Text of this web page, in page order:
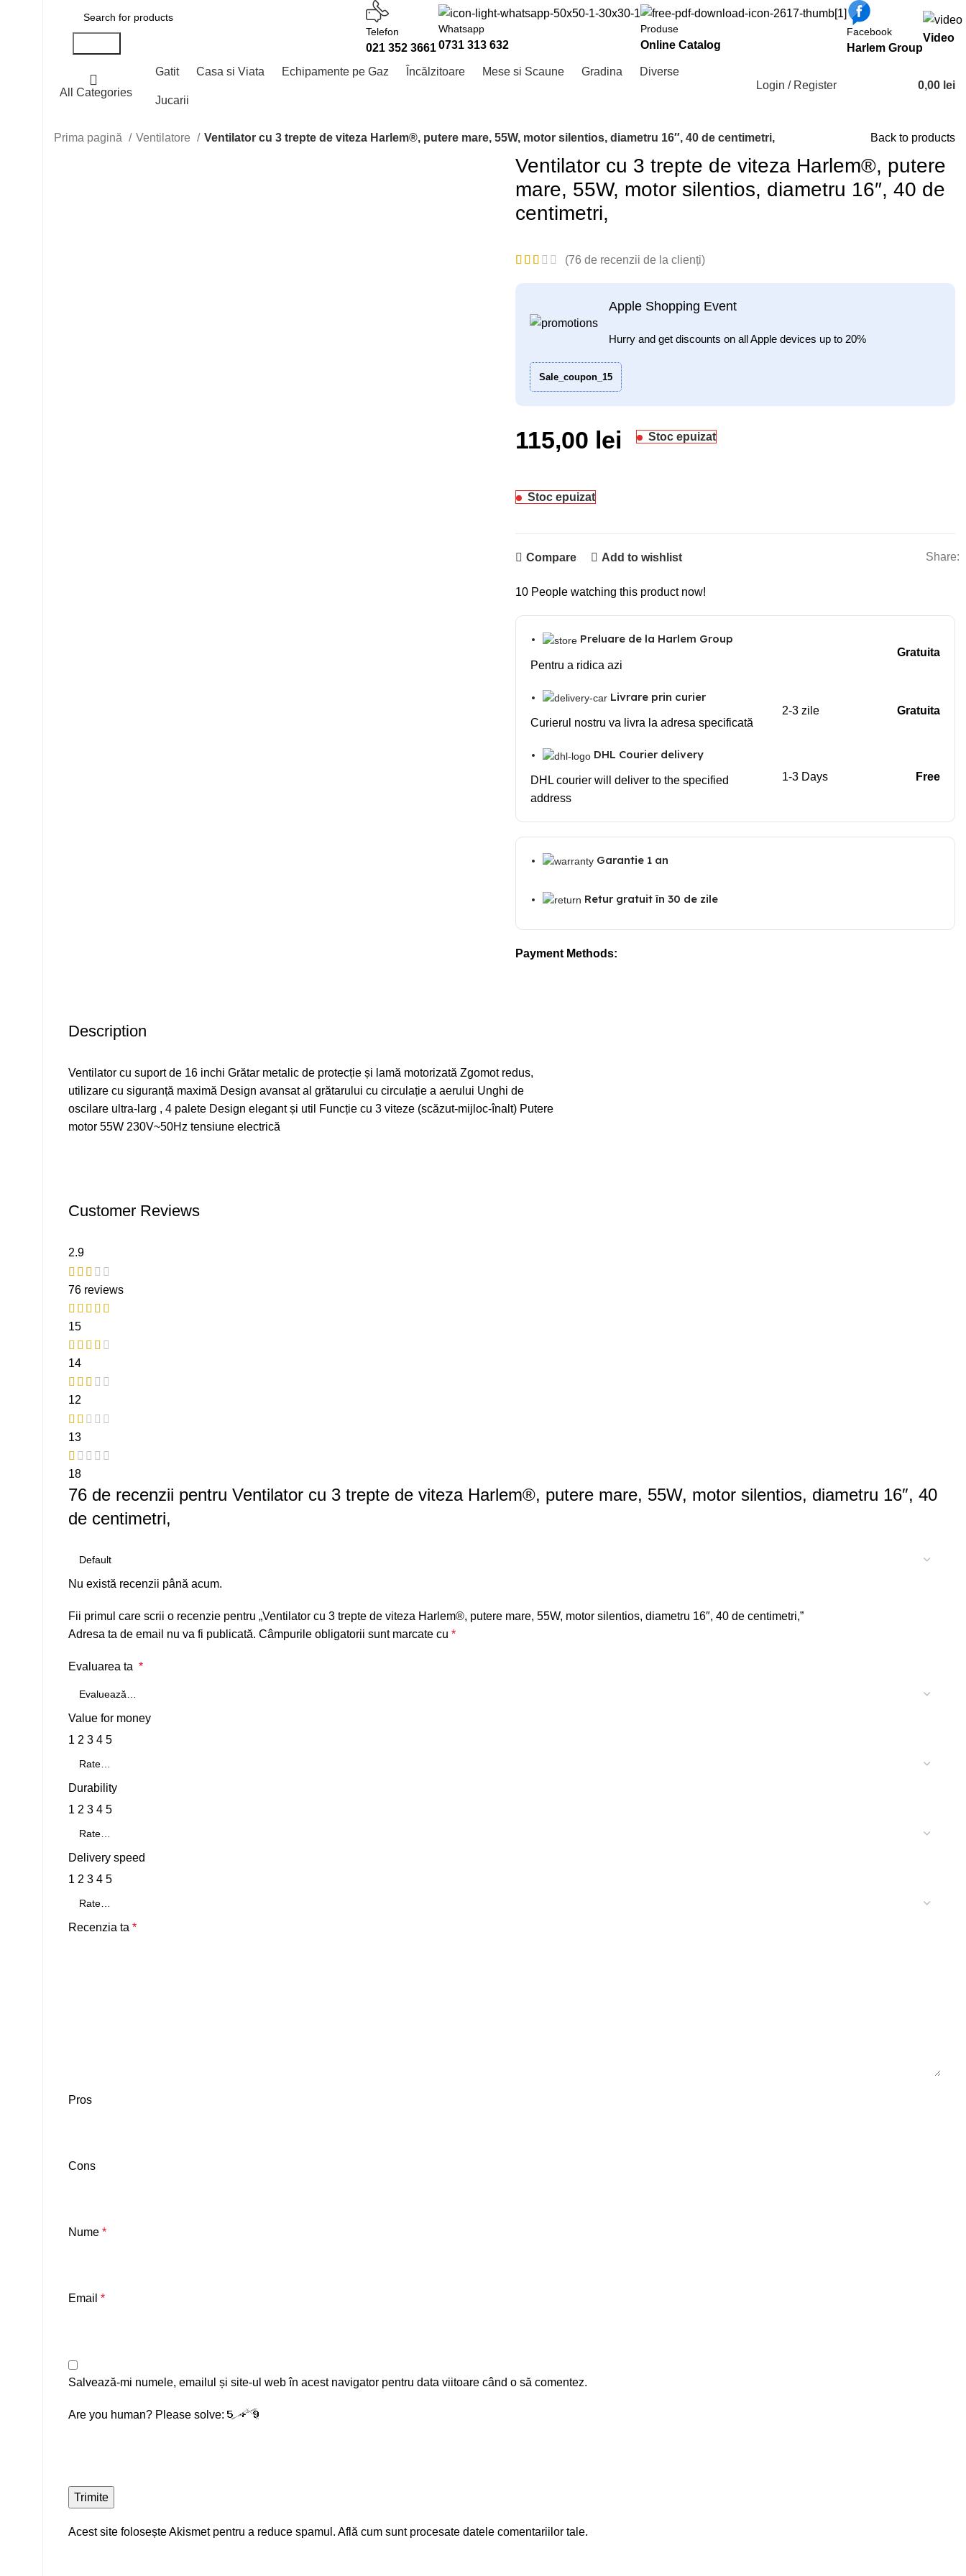
Telefon
021 352 3661
Whatsapp
0731 313 632
Produse
Online Catalog
Facebook
Harlem Group
Video
All Categories
Gatit Casa si Viata Echipamente pe Gaz Încălzitoare Mese si Scaune Gradina Diverse
Jucarii
Login / Register 0,00 lei
Prima pagină Ventilatore Ventilator cu 3 trepte de viteza Harlem®, putere mare, 55W, motor silentios, diametru 16″, 40 de centimetri, Back to products
Ventilator cu 3 trepte de viteza Harlem®, putere
mare, 55W, motor silentios, diametru 16″, 40 de
centimetri,
(76 de recenzii de la clienți)
Apple Shopping Event
Hurry and get discounts on all Apple devices up to 20%
Sale_coupon_15
115,00 lei Stoc epuizat
Stoc epuizat
Compare Add to wishlist Share:
10 People watching this product now!
Preluare de la Harlem Group
Pentru a ridica azi
Gratuita
Livrare prin curier
Curierul nostru va livra la adresa specificată
2-3 zile Gratuita
DHL Courier delivery
DHL courier will deliver to the specified
address
1-3 Days Free
Garantie 1 an
Retur gratuit în 30 de zile
Payment Methods:
Description
Ventilator cu suport de 16 inchi Grătar metalic de protecție și lamă motorizată Zgomot redus,
utilizare cu siguranță maximă Design avansat al grătarului cu circulație a aerului Unghi de
oscilare ultra-larg , 4 palete Design elegant și util Funcție cu 3 viteze (scăzut-mijloc-înalt) Putere
motor 55W 230V~50Hz tensiune electrică
Customer Reviews
2.9
76 reviews
15
14
12
13
18
76 de recenzii pentru Ventilator cu 3 trepte de viteza Harlem®, putere mare, 55W, motor silentios, diametru 16″, 40
de centimetri,
Nu există recenzii până acum.
Fii primul care scrii o recenzie pentru „Ventilator cu 3 trepte de viteza Harlem®, putere mare, 55W, motor silentios, diametru 16″, 40 de centimetri,”
Adresa ta de email nu va fi publicată. Câmpurile obligatorii sunt marcate cu *
Evaluarea ta *
Value for money
1 2 3 4 5
Durability
1 2 3 4 5
Delivery speed
1 2 3 4 5
Recenzia ta *
Pros
Cons
Nume *
Email *
Salvează-mi numele, emailul și site-ul web în acest navigator pentru data viitoare când o să comentez.
Are you human? Please solve:
Acest site folosește Akismet pentru a reduce spamul. Află cum sunt procesate datele comentariilor tale.